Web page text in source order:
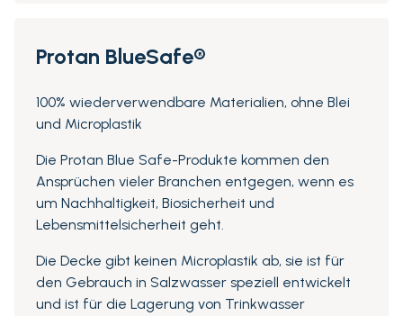
Protan BlueSafe®
100% wiederverwendbare Materialien, ohne Blei
und Microplastik
Die Protan Blue Safe-Produkte kommen den
Ansprüchen vieler Branchen entgegen, wenn es
um Nachhaltigkeit, Biosicherheit und
Lebensmittelsicherheit geht.
Die Decke gibt keinen Microplastik ab, sie ist für
den Gebrauch in Salzwasser speziell entwickelt
und ist für die Lagerung von Trinkwasser